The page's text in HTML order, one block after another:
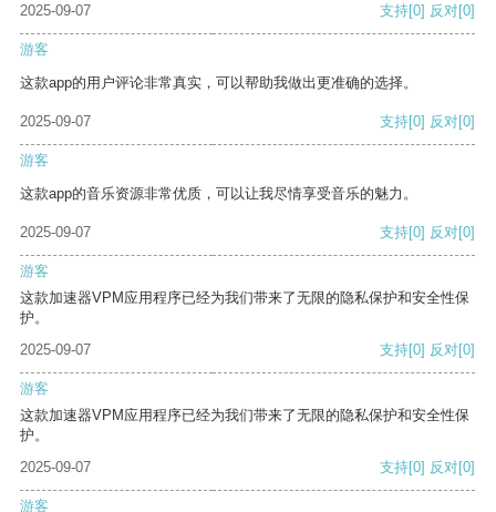
2025-09-07 支持[0] 反对[0]
游客
这款app的用户评论非常真实，可以帮助我做出更准确的选择。
2025-09-07 支持[0] 反对[0]
游客
这款app的音乐资源非常优质，可以让我尽情享受音乐的魅力。
2025-09-07 支持[0] 反对[0]
游客
这款加速器VPM应用程序已经为我们带来了无限的隐私保护和安全性保
护。
2025-09-07
支持[0] 反对[0]
游客
这款加速器VPM应用程序已经为我们带来了无限的隐私保护和安全性保
护。
2025-09-07
支持[0] 反对[0]
游客